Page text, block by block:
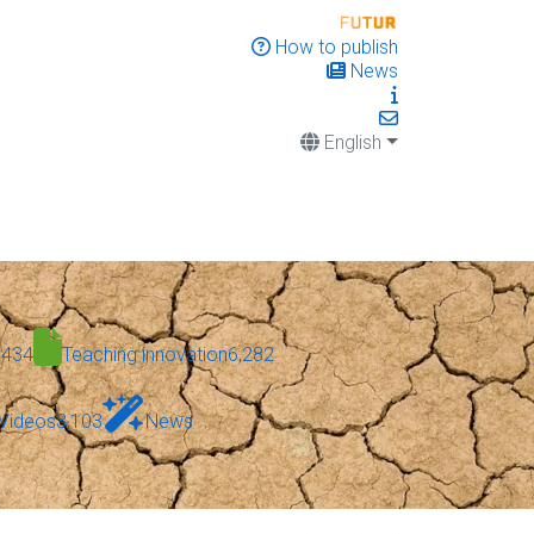
How to publish
News
English
Teaching innovation6,282
3,103 News